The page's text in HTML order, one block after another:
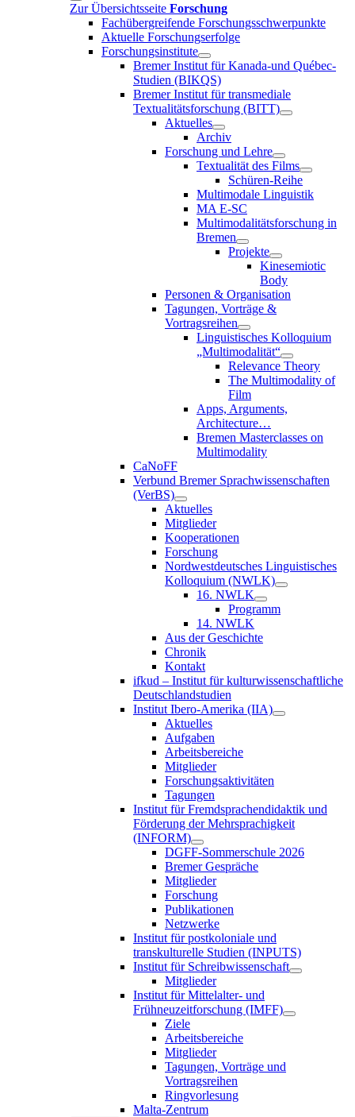
Zur Übersichtsseite Forschung
Fachübergreifende Forschungsschwerpunkte
Aktuelle Forschungserfolge
Forschungsinstitute
Bremer Institut für Kanada-und Québec-
Studien (BIKQS)
Bremer Institut für transmediale
Textualitätsforschung (BITT)
Aktuelles
Archiv
Forschung und Lehre
Textualität des Films
Schüren-Reihe
Multimodale Linguistik
MA E-SC
Multimodalitätsforschung in
Bremen
Projekte
Kinesemiotic
Body
Personen & Organisation
Tagungen, Vorträge &
Vortragsreihen
Linguistisches Kolloquium
„Multimodalität“
Relevance Theory
The Multimodality of
Film
Apps, Arguments,
Architecture…
Bremen Masterclasses on
Multimodality
CaNoFF
Verbund Bremer Sprachwissenschaften
(VerBS)
Aktuelles
Mitglieder
Kooperationen
Forschung
Nordwestdeutsches Linguistisches
Kolloquium (NWLK)
16. NWLK
Programm
14. NWLK
Aus der Geschichte
Chronik
Kontakt
ifkud – Institut für kulturwissenschaftliche
Deutschlandstudien
Institut Ibero-Amerika (IIA)
Aktuelles
Aufgaben
Arbeitsbereiche
Mitglieder
Forschungsaktivitäten
Tagungen
Institut für Fremdsprachendidaktik und
Förderung der Mehrsprachigkeit
(INFORM)
DGFF-Sommerschule 2026
Bremer Gespräche
Mitglieder
Forschung
Publikationen
Netzwerke
Institut für postkoloniale und
transkulturelle Studien (INPUTS)
Institut für Schreibwissenschaft
Mitglieder
Institut für Mittelalter- und
Frühneuzeitforschung (IMFF)
Ziele
Arbeitsbereiche
Mitglieder
Tagungen, Vorträge und
Vortragsreihen
Ringvorlesung
Malta-Zentrum